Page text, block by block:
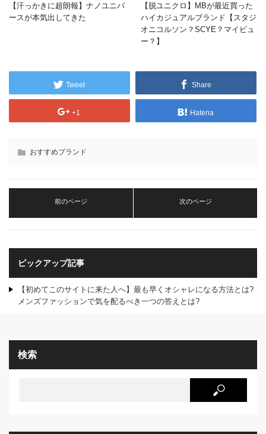
【汗っかきに超朗報】ナノユニバ
ースが本気出してきた
【脱ユニクロ】MBが最近買った
ハイカジュアルブランド【スタジ
オニコルソン？SCYE？マイビュ
ー？】
Tweet Share
+1 Hatena
おすすめブランド
前のページ 次のページ
ピックアップ記事
【初めてこのサイトに来た人へ】最も早くオシャレになる方法とは?
メンズファッションで気を配るべき一つの答えとは?
検索